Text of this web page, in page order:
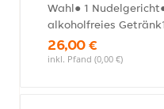
Wahl● 1
alkoholfreies
26,00 €
inkl. Pfand (0,00 €)